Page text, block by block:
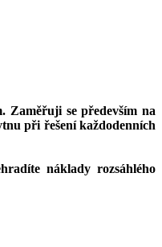
Zaměřuji se především na
při řešení každodenních
náklady rozsáhlého